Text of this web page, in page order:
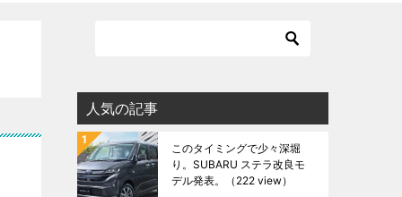
人気の記事
このタイミングで少々深堀
り。SUBARU ステラ改良モ
デル発表。
（222 view）